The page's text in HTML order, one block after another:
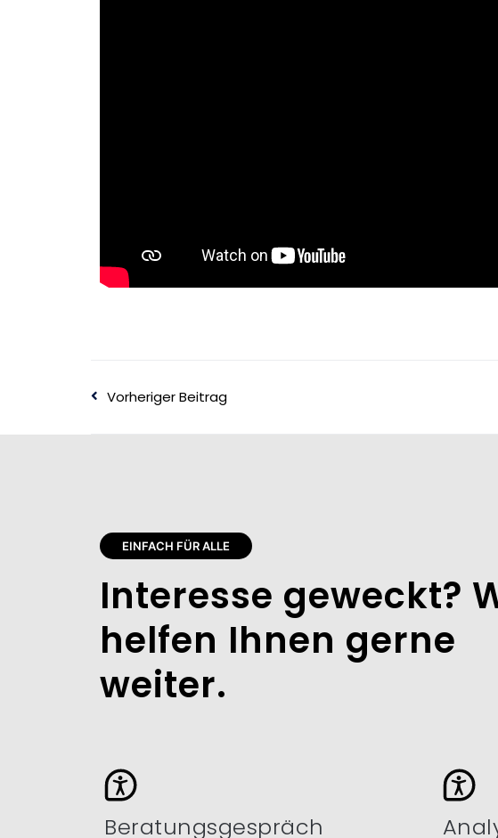
Vorheriger Beitrag
EINFACH FÜR ALLE
Interesse geweckt?
helfen Ihnen gerne
weiter.​
Beratungsgespräch